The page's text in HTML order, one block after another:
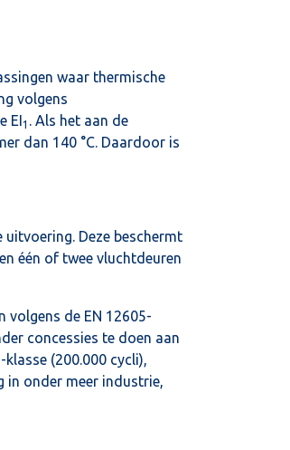
waar thermische
volgens
EI1 . Als het aan de
dan 140 °C. Daardoor is
Deze beschermt
één of twee vluchtdeuren
de EN 12605-
concessies te doen aan
(200.000 cycli),
in onder meer industrie,